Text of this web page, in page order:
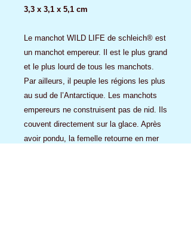
3,3 x 3,1 x 5,1 cm
Le manchot WILD LIFE de schleich® est
un manchot empereur. Il est le plus grand
et le plus lourd de tous les manchots.
Par ailleurs, il peuple les régions les plus
au sud de l’Antarctique. Les manchots
empereurs ne construisent pas de nid. Ils
couvent directement sur la glace. Après
avoir pondu, la femelle retourne en mer